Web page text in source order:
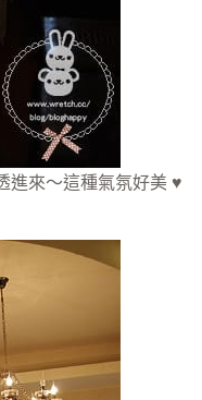
進來～這種氣氛好美 ♥